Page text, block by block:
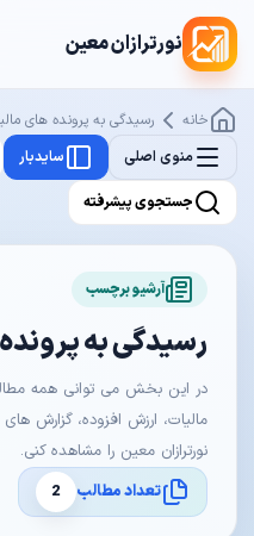
نورترازان معین
خانه
رسیدگی به پرونده‌ های
منوی اصلی
سایدبار
جستجوی پیشرفته
آرشیو برچسب
رسیدگی به
در این بخش می توانی همه
مالیات، ارزش افزوده، گزارش
نورترازان معین را مشاهده کنی.
تعداد مطالب
2